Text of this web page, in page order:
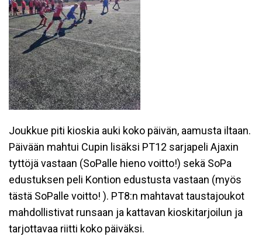
Joukkue piti kioskia auki koko päivän, aamusta iltaan.
Päivään mahtui Cupin lisäksi PT12 sarjapeli Ajaxin
tyttöjä vastaan (SoPalle hieno voitto!) sekä SoPa
edustuksen peli Kontion edustusta vastaan (myös
tästä SoPalle voitto! ). PT8:n mahtavat taustajoukot
mahdollistivat runsaan ja kattavan kioskitarjoilun ja
tarjottavaa riitti koko päiväksi.